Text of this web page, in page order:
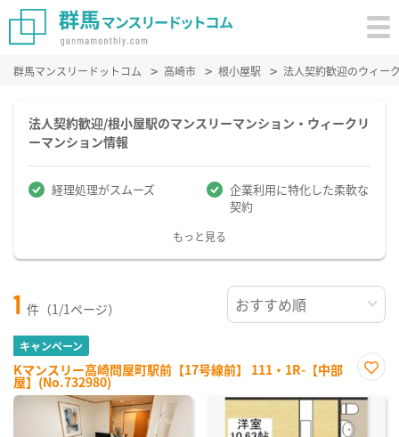
群馬マンスリードットコム 高崎市 根小屋駅 法人契約歓迎のウィー
法人契約歓迎/根小屋駅のマンスリーマンション・ウィークリ
ーマンション情報
経理処理がスムーズ
企業利用に特化した柔軟な
契約
もっと見る
1 件（1/1ページ）
キャンペーン
Kマンスリー高崎問屋町駅前【17号線前】 111・1R-【中部
屋】(No.732980)
に入
り登